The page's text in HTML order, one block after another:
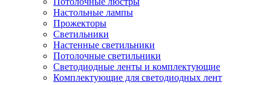
Настольные лампы
Прожекторы
Светильники
Настенные светильники
Потолочные светильники
Светодиодные ленты и комплектующие
Комплектующие для светодиодных лент